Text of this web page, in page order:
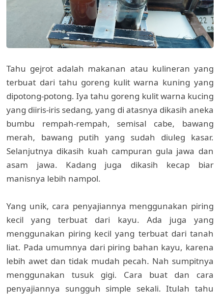
Tahu gejrot adalah makanan atau kulineran yang
terbuat dari tahu goreng kulit warna kuning yang
dipotong-potong. Iya tahu goreng kulit warna kucing
yang diiris-iris sedang, yang di atasnya dikasih aneka
bumbu rempah-rempah, semisal cabe, bawang
merah, bawang putih yang sudah diuleg kasar.
Selanjutnya dikasih kuah campuran gula jawa dan
asam jawa. Kadang juga dikasih kecap biar
manisnya lebih nampol.
Yang unik, cara penyajiannya menggunakan piring
kecil yang terbuat dari kayu. Ada juga yang
menggunakan piring kecil yang terbuat dari tanah
liat. Pada umumnya dari piring bahan kayu, karena
lebih awet dan tidak mudah pecah. Nah sumpitnya
menggunakan tusuk gigi. Cara buat dan cara
penyajiannya sungguh simple sekali. Itulah tahu